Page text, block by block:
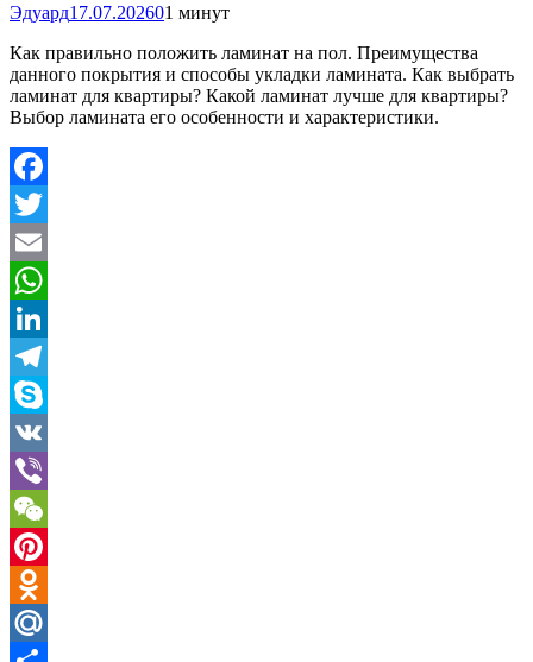
Эдуард17.07.202601 минут
Как правильно положить ламинат на пол. Преимущества
данного покрытия и способы укладки ламината. Как выбрать
ламинат для квартиры? Какой ламинат лучше для квартиры?
Выбор ламината его особенности и характеристики.
Facebook
Twitter
Email
WhatsApp
LinkedIn
Telegram
Skype
VK
Viber
WeChat
Pinterest
Odnoklassniki